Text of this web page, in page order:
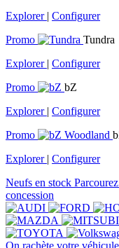
Explorer | Configurer
Promo
Tundra
Explorer | Configurer
Promo
bZ
Explorer | Configurer
Promo
Explorer | Configurer
Neufs en stock
concession
On rachète votre véhicule